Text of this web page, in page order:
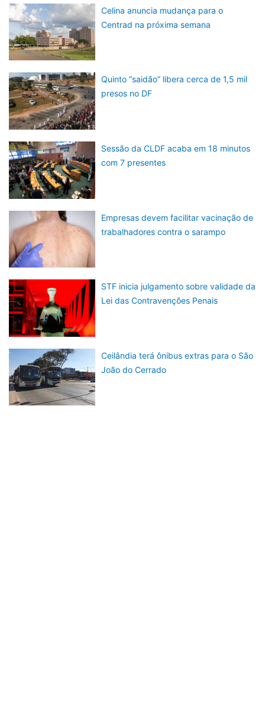
Celina anuncia mudança para o
Centrad na próxima semana
Quinto “saidão” libera cerca de 1,5 mil
presos no DF
Sessão da CLDF acaba em 18 minutos
com 7 presentes
Empresas devem facilitar vacinação de
trabalhadores contra o sarampo
STF inicia julgamento sobre validade da
Lei das Contravenções Penais
Ceilândia terá ônibus extras para o São
João do Cerrado